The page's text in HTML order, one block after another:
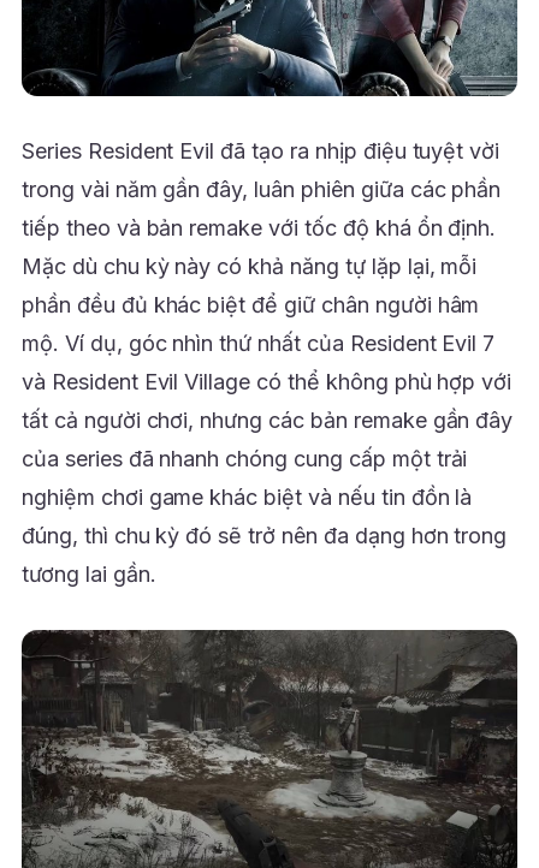
Series Resident Evil đã tạo ra nhịp điệu tuyệt vời
trong vài năm gần đây, luân phiên giữa các phần
tiếp theo và bản remake với tốc độ khá ổn định.
Mặc dù chu kỳ này có khả năng tự lặp lại, mỗi
phần đều đủ khác biệt để giữ chân người hâm
mộ. Ví dụ, góc nhìn thứ nhất của Resident Evil 7
và Resident Evil Village có thể không phù hợp với
tất cả người chơi, nhưng các bản remake gần đây
của series đã nhanh chóng cung cấp một trải
nghiệm chơi game khác biệt và nếu tin đồn là
đúng, thì chu kỳ đó sẽ trở nên đa dạng hơn trong
tương lai gần.